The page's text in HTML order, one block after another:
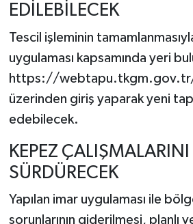
EDİLEBİLECEK
Tescil işleminin
uygulaması kapsamında yeri
https://
üzerinden giriş yaparak yeni
edebilecek.
KEPEZ
SÜRDÜRECEK
Yapılan imar uygulaması ile
sorunlarının giderilmesi, planlı